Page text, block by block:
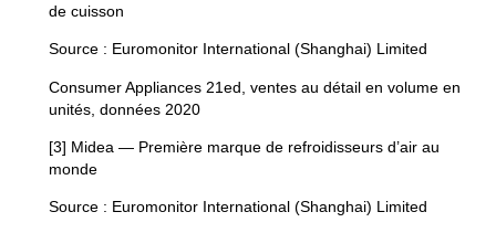
de cuisson
Source : Euromonitor International (Shanghai) Limited
Consumer Appliances 21ed, ventes au détail en volume en
unités, données 2020
[3] Midea — Première marque de refroidisseurs d’air au
monde
Source : Euromonitor International (Shanghai) Limited